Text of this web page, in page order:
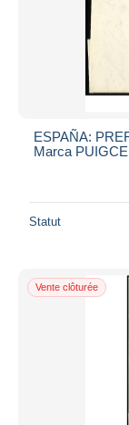
ESPAÑA:
Marca
Statut
Vente clôturée